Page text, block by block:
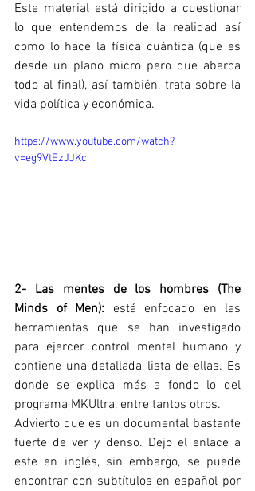
Este material está dirigido a cuestionar
lo que entendemos de la realidad así
como lo hace la física cuántica (que es
desde un plano micro pero que abarca
todo al final), así también, trata sobre la
vida política y económica.
https://www.youtube.com/watch?
v=eg9VtEzJJKc
2- Las mentes de los hombres (The
Minds of Men): está enfocado en las
herramientas que se han investigado
para ejercer control mental humano y
contiene una detallada lista de ellas. Es
donde se explica más a fondo lo del
programa MKUltra, entre tantos otros.
Advierto que es un documental bastante
fuerte de ver y denso. Dejo el enlace a
este en inglés, sin embargo, se puede
encontrar con subtítulos en español por